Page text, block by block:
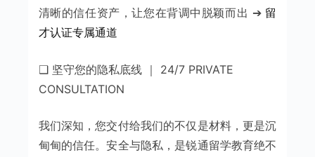
清晰的信任资产，让您在背调中脱颖而出 ➔ 留
才认证专属通道
❑ 坚守您的隐私底线 ｜ 24/7 PRIVATE
CONSULTATION
我们深知，您交付给我们的不仅是材料，更是沉
甸甸的信任。安全与隐私，是锐通留学教育绝不